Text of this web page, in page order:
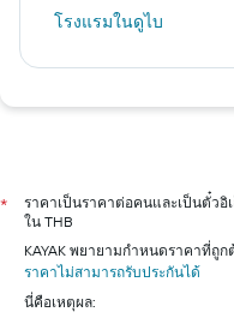
โรงแรมในดูไบ
*
ราคาเป็นราคาต่อคนและเป็นตั๋วอิ
ใน THB
KAYAK พยายามกำหนดราคาที่ถูก
ราคาไม่สามารถรับประกันได้
นี่คือเหตุผล: